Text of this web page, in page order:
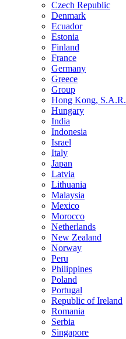
Czech Republic
Denmark
Ecuador
Estonia
Finland
France
Germany
Greece
Group
Hong Kong, S.A.R.
Hungary
India
Indonesia
Israel
Italy
Japan
Latvia
Lithuania
Malaysia
Mexico
Morocco
Netherlands
New Zealand
Norway
Peru
Philippines
Poland
Portugal
Republic of Ireland
Romania
Serbia
Singapore